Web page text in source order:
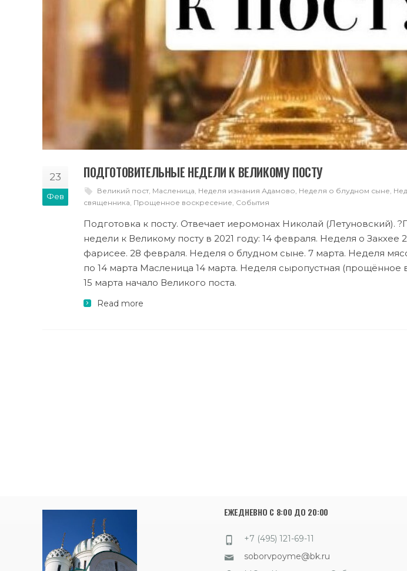
23
Фев
ПОДГОТОВИТЕЛЬНЫЕ НЕДЕЛИ К ВЕЛИКОМУ ПОСТУ
Великий пост, Масленица Неделя изнания Адамово Неделя о блудном сыне
священника Прощенное воскресение События
Подготовка к посту. Отвечает иеромонах Николай (Летуновский).
недели к Великому посту в 2021 году: 14 февраля. Неделя о
фарисее. 28 февраля. Неделя о блудном сыне. 7 марта. Неделя
по 14 марта Масленица 14 марта. Неделя сыропустная (прощённое
15 марта начало Великого поста.
Read more
ЕЖЕДНЕВНО С 8:00 ДО 20:00
+7 (495) 121-69-11
soborvpoyme@bk.ru